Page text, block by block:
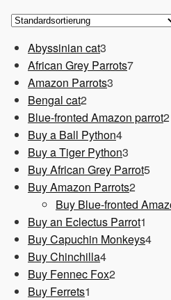
Abyssinian cat3
Produkte
African Grey Parrots77
Amazon Parrots3
Bengal cat22
Produkte
Blue-fronted Amazon parrot22
Buy a Ball Python44
Produkte
Buy a Tiger Python3
Produkte
Buy African Grey Parrot55
Buy Amazon Parrots22
Buy Blue-fronted
Buy an Eclectus Parrot1
Buy Capuchin Monkeys44
Buy Chinchilla44
Produkte
Buy Fennec Fox22
Buy Ferrets1